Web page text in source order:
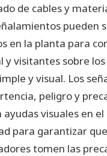
de cables y
pueden
en la planta para
y visitantes sobre
y visual. Los
peligro y
ayudas visuales en
para garantizar
tomen las